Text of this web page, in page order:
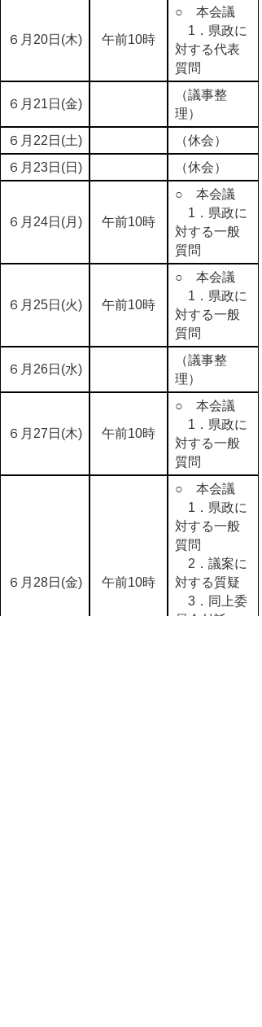
６月20日(木) 午前10時
○ 本会議
1．県政に
対する代表
質問
６月21日(金)
（議事整
理）
６月22日(土)
（休会）
６月23日(日)
（休会）
６月24日(月) 午前10時
○ 本会議
1．県政に
対する一般
質問
６月25日(火) 午前10時
○ 本会議
1．県政に
対する一般
質問
６月26日(水)
（議事整
理）
６月27日(木) 午前10時
○ 本会議
1．県政に
対する一般
質問
６月28日(金) 午前10時
○ 本会議
1．県政に
対する一般
質問
2．議案に
対する質疑
3．同上委
員会付託